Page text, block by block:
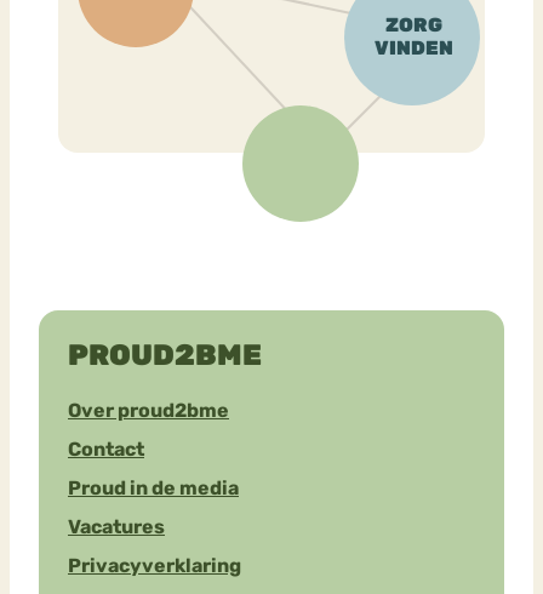
PROUD2BME
Over proud2bme
Contact
Proud in de media
Vacatures
Privacyverklaring